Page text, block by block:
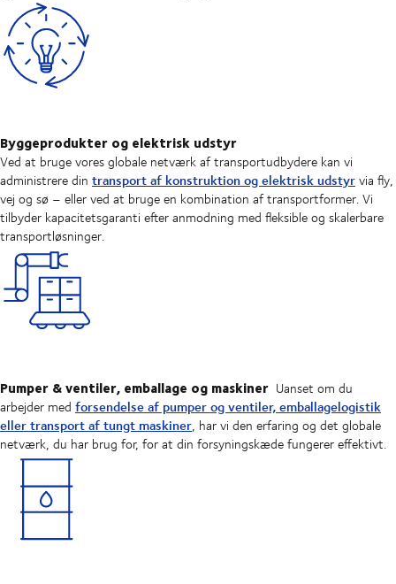
Byggeprodukter og elektrisk udstyr
Ved at bruge vores globale netværk af transportudbydere kan vi
administrere din transport af konstruktion og elektrisk udstyrvia fly,
vej og sø – eller ved at bruge en kombination af transportformer. Vi
tilbyder kapacitetsgaranti efter anmodning med fleksible og skalerbare
transportløsninger.
Pumper & ventiler, emballage og maskiner Uanset om du
arbejder med forsendelse af pumper og ventiler, emballagelogistik
eller transport af tungt maskiner, har vi den erfaring og det globale
netværk, du har brug for, for at din forsyningskæde fungerer effektivt.